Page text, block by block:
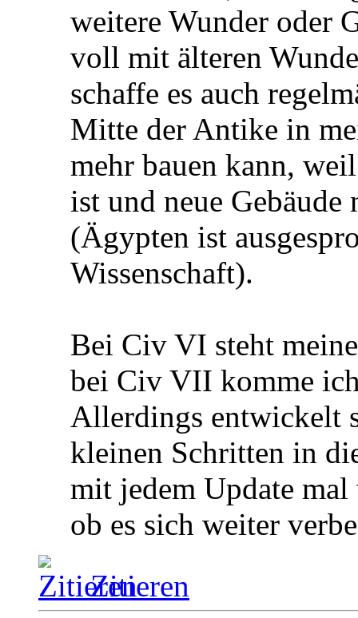
weitere Wunder oder
voll mit älteren
schaffe es auch
Mitte der Antike in
mehr bauen kann,
ist und neue
(Ägypten ist
Wissenschaft).
Bei Civ VI steht
bei Civ VII komme
Allerdings entwickelt
kleinen Schritten in
mit jedem Update mal
ob es sich weiter
Zitieren